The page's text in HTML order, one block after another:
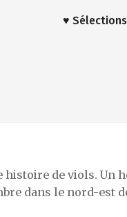
♥️ Sélections
de viols. Un
dans le nord-est
en série ne